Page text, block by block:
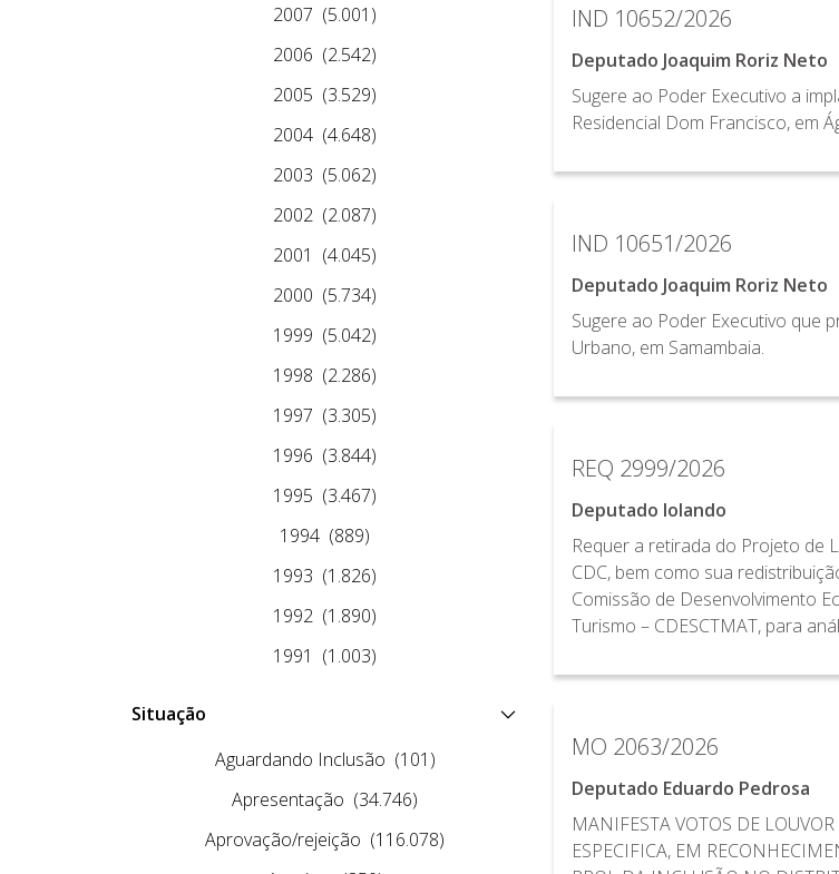
2007 (5.001)
2006 (2.542)
2005 (3.529)
2004 (4.648)
2003 (5.062)
2002 (2.087)
2001 (4.045)
2000 (5.734)
1999 (5.042)
1998 (2.286)
1997 (3.305)
1996 (3.844)
1995 (3.467)
1994 (889)
1993 (1.826)
1992 (1.890)
1991 (1.003)
Situação
Aguardando Inclusão (101)
Apresentação (34.746)
Aprovação/rejeição (116.078)
IND 10652/2026
Deputado Joaquim Roriz Neto
Sugere ao Poder Executivo a
Residencial Dom Francisco, em
IND 10651/2026
Deputado Joaquim Roriz Neto
Sugere ao Poder Executivo que
Urbano, em Samambaia.
REQ 2999/2026
Deputado Iolando
Requer a retirada do Projeto de
CDC, bem como sua
Comissão de Desenvolvimento
Turismo – CDESCTMAT, para
MO 2063/2026
Deputado Eduardo Pedrosa
MANIFESTA VOTOS DE
ESPECIFICA, EM